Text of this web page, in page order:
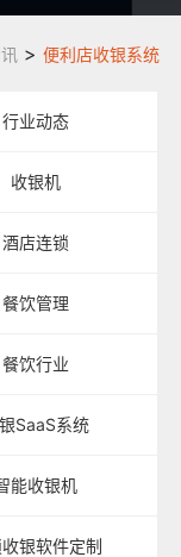
>便利店收银系统
行业动态
收银机
酒店连锁
餐饮管理
餐饮行业
SaaS系统
能收银机
银软件定制